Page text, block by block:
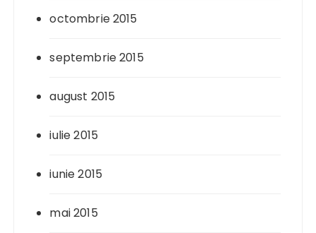
octombrie 2015
septembrie 2015
august 2015
iulie 2015
iunie 2015
mai 2015